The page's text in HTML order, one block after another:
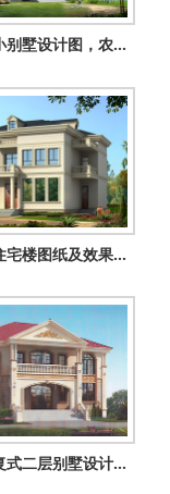
私人经济小别墅设计图，农村自建小洋楼100平左右户型
农村二层住宅楼图纸及效果图，带地下室，户型好
客厅中空复式二层别墅设计图，欧式风格外观